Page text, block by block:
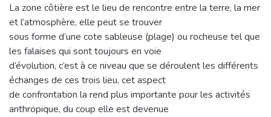
La zone côtière est le lieu de rencontre entre la terre, la mer
et l’atmosphère, elle peut se trouver
sous forme d’une cote sableuse (plage) ou rocheuse tel que
les falaises qui sont toujours en voie
d’évolution, c’est à ce niveau que se déroulent les différents
échanges de ces trois lieu, cet aspect
de confrontation la rend plus importante pour les activités
anthropique, du coup elle est devenue